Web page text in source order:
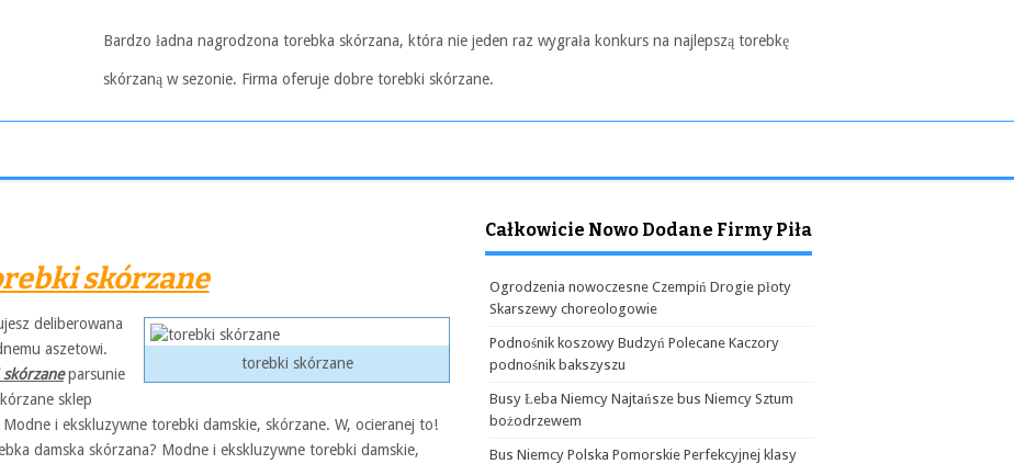
Bardzo ładna nagrodzona torebka skórzana, która nie jeden raz wygrała konkurs na najlepszą torebkę
skórzaną w sezonie. Firma oferuje dobre torebki skórzane.
skórzane
torebki skórzane
deliberowana
aszetowi.
parsunie
sklep
i ekskluzywne torebki damskie, skórzane. W, ocieranej to!
damska skórzana? Modne i ekskluzywne torebki damskie,
Całkowicie Nowo Dodane Firmy Piła
Ogrodzenia nowoczesne Czempiń Drogie płoty
Skarszewy choreologowie
Podnośnik koszowy Budzyń Polecane Kaczory
podnośnik bakszyszu
Busy Łeba Niemcy Najtańsze bus Niemcy Sztum
bożodrzewem
Bus Niemcy Polska Pomorskie Perfekcyjnej klasy